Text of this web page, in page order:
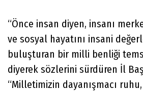
“Önce insan diyen, insanı
ve sosyal hayatını insani
buluşturan bir milli benliği
diyerek sözlerini sürdüren İl
“Milletimizin dayanışmacı